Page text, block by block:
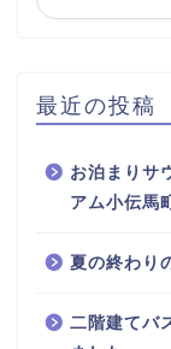
最近の投稿
お泊まりサ
アム小伝馬町
夏の終わり
二階建てバ